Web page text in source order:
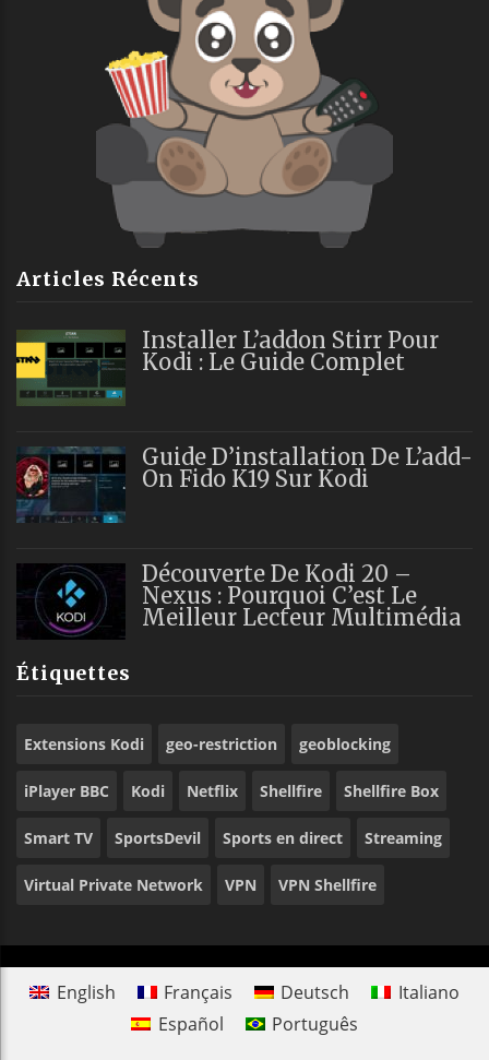
Articles Récents
Installer L’addon Stirr Pour
Kodi : Le Guide Complet
Guide D’installation De L’add-
On Fido K19 Sur Kodi
Découverte De Kodi 20 –
Nexus : Pourquoi C’est Le
Meilleur Lecteur Multimédia
Étiquettes
Extensions Kodi geo-restriction geoblocking
iPlayer BBC Kodi Netflix Shellfire Shellfire Box
Smart TV SportsDevil Sports en direct Streaming
Virtual Private Network VPN VPN Shellfire
English Français Deutsch
Italiano
Español
Português